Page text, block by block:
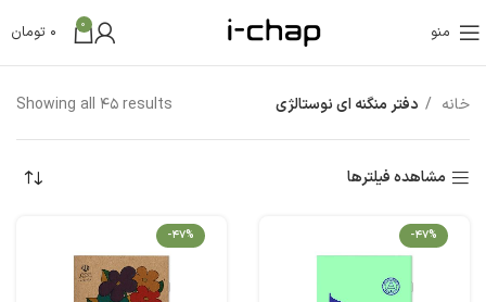
منو 0
0 تومان
خانه دفتر منگنه ای نوستالژی Showing all 45 results
مشاهده فیلترها
-47%
-47%